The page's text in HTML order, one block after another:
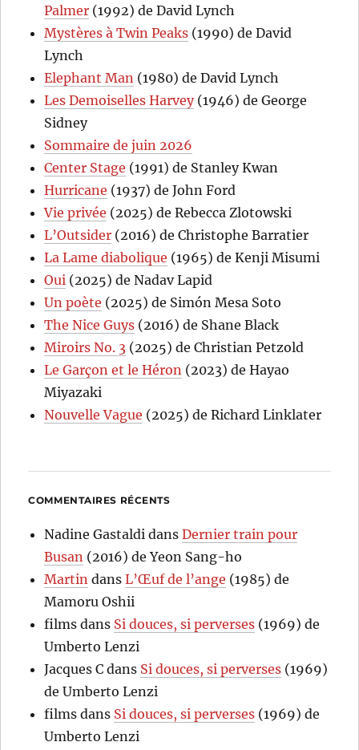
Palmer (1992) de David Lynch
Mystères à Twin Peaks (1990) de David
Lynch
Elephant Man (1980) de David Lynch
Les Demoiselles Harvey(1946) de George
Sidney
Sommaire de juin 2026
Center Stage (1991) de Stanley Kwan
Hurricane (1937) de John Ford
Vie privée (2025) de Rebecca Zlotowski
L’Outsider (2016) de Christophe Barratier
La Lame diabolique (1965) de Kenji Misumi
Oui (2025) de Nadav Lapid
Un poète (2025) de Simón Mesa Soto
The Nice Guys (2016) de Shane Black
Miroirs No. 3 (2025) de Christian Petzold
Le Garçon et le Héron (2023) de Hayao
Miyazaki
Nouvelle Vague (2025) de Richard Linklater
COMMENTAIRES RÉCENTS
Nadine Gastaldi dansDernier train pour
Busan (2016) de Yeon Sang-ho
Martin dansL’Œuf de l’ange (1985) de
Mamoru Oshii
films dans Si douces, si perverses (1969) de
Umberto Lenzi
Jacques C dans Si douces, si perverses (1969)
de Umberto Lenzi
films dans Si douces, si perverses (1969) de
Umberto Lenzi